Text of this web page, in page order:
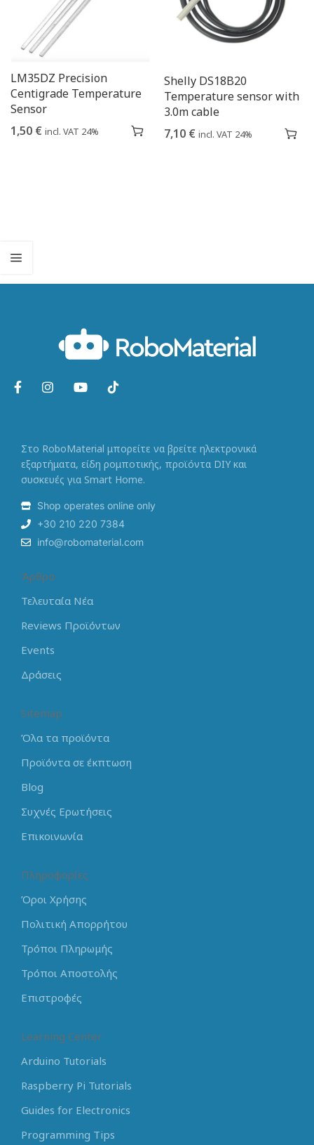
LM35DZ Precision
Centigrade Temperature
Sensor
1,50 € incl. VAT 24%
Shelly DS18B20
Temperature sensor with
3.0m cable
7,10 € incl. VAT 24%
Στο RoboMaterial μπορείτε να βρείτε ηλεκτρονικά
εξαρτήματα, είδη ρομποτικής, προϊόντα DIY και
συσκευές για Smart Home.
Shop operates online only
+30 210 220 7384
info@robomaterial.com
Άρθρα
Τελευταία Νέα
Reviews Προϊόντων
Events
Δράσεις
Sitemap
Όλα τα προϊόντα
Προϊόντα σε έκπτωση
Blog
Συχνές Ερωτήσεις
Επικοινωνία
Πληροφορίες
Όροι Χρήσης
Πολιτική Απορρήτου
Τρόποι Πληρωμής
Τρόποι Αποστολής
Επιστροφές
Learning Center
Arduino Tutorials
Raspberry Pi Tutorials
Guides for Electronics
Programming Tips